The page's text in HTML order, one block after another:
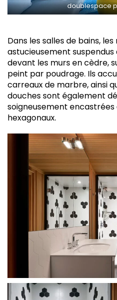
doublespace
Dans les salles de bains,
astucieusement
devant les murs en cèdre,
peint par poudrage. Ils
carreaux de marbre, ainsi
douches sont également
soigneusement
hexagonaux.